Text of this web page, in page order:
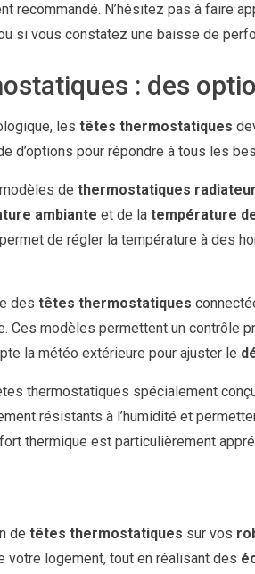
recommandé. N’hésitez pas à faire
si vous constatez une baisse de
: des
les têtes thermostatiques
d’options pour répondre à tous les
de thermostatiques
ambiante et de la température
de régler la température à des
des têtes thermostatiques
Ces modèles permettent un contrôle
la météo extérieure pour ajuster le
thermostatiques spécialement
résistants à l’humidité et
thermique est particulièrement
de têtes thermostatiques sur vos
votre logement, tout en réalisant des